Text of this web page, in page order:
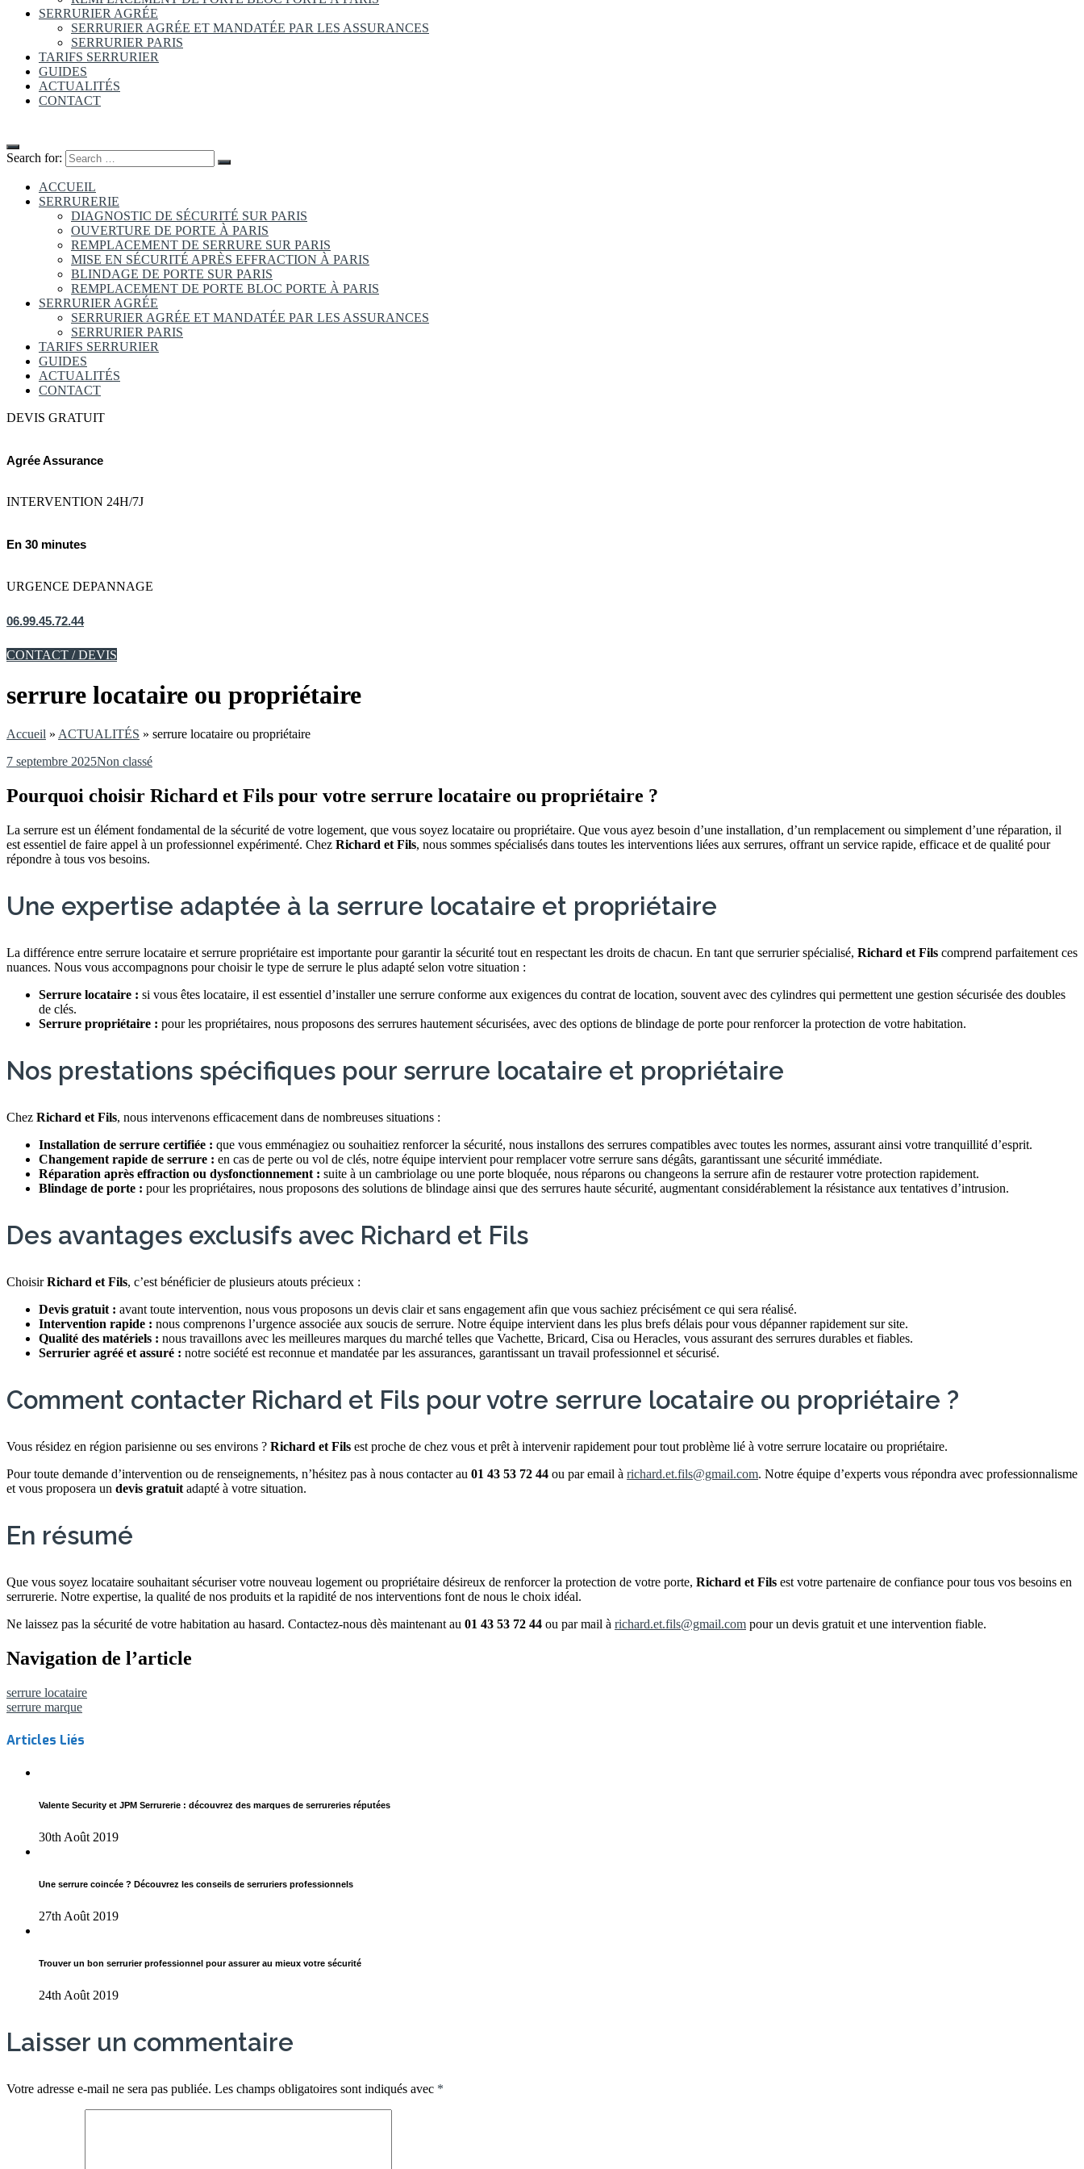
SERRURIER AGRÉE
SERRURIER AGRÉE ET MANDATÉE PAR LES ASSURANCES
SERRURIER PARIS
TARIFS SERRURIER
GUIDES
ACTUALITÉS
CONTACT
Search for:
ACCUEIL
SERRURERIE
DIAGNOSTIC DE SÉCURITÉ SUR PARIS
OUVERTURE DE PORTE À PARIS
REMPLACEMENT DE SERRURE SUR PARIS
MISE EN SÉCURITÉ APRÈS EFFRACTION À PARIS
BLINDAGE DE PORTE SUR PARIS
REMPLACEMENT DE PORTE BLOC PORTE À PARIS
SERRURIER AGRÉE
SERRURIER AGRÉE ET MANDATÉE PAR LES ASSURANCES
SERRURIER PARIS
TARIFS SERRURIER
GUIDES
ACTUALITÉS
CONTACT
DEVIS GRATUIT
Agrée Assurance
INTERVENTION 24H/7J
En 30 minutes
URGENCE DEPANNAGE
06.99.45.72.44
CONTACT / DEVIS
serrure locataire ou propriétaire
Accueil » ACTUALITÉS » serrure locataire ou propriétaire
7 septembre 2025Non classé
Pourquoi choisir Richard et Fils pour votre serrure locataire ou propriétaire ?
La serrure est un élément fondamental de la sécurité de votre logement, que vous soyez locataire ou propriétaire. Que vous ayez besoin d’une installation, d’un remplacement ou simplement d’une réparation, il
est essentiel de faire appel à un professionnel expérimenté. Chez Richard et Fils, nous sommes spécialisés dans toutes les interventions liées aux serrures, offrant un service rapide, efficace et de qualité pour
répondre à tous vos besoins.
Une expertise adaptée à la serrure locataire et propriétaire
La différence entre serrure locataire et serrure propriétaire est importante pour garantir la sécurité tout en respectant les droits de chacun. En tant que serrurier spécialisé, Richard et Fils comprend parfaitement ces
nuances. Nous vous accompagnons pour choisir le type de serrure le plus adapté selon votre situation :
Serrure locataire : si vous êtes locataire, il est essentiel d’installer une serrure conforme aux exigences du contrat de location, souvent avec des cylindres qui permettent une gestion sécurisée des doubles
de clés.
Serrure propriétaire : pour les propriétaires, nous proposons des serrures hautement sécurisées, avec des options de blindage de porte pour renforcer la protection de votre habitation.
Nos prestations spécifiques pour serrure locataire et propriétaire
Chez Richard et Fils, nous intervenons efficacement dans de nombreuses situations :
Installation de serrure certifiée : que vous emménagiez ou souhaitiez renforcer la sécurité, nous installons des serrures compatibles avec toutes les normes, assurant ainsi votre tranquillité d’esprit.
Changement rapide de serrure : en cas de perte ou vol de clés, notre équipe intervient pour remplacer votre serrure sans dégâts, garantissant une sécurité immédiate.
Réparation après effraction ou dysfonctionnement : suite à un cambriolage ou une porte bloquée, nous réparons ou changeons la serrure afin de restaurer votre protection rapidement.
Blindage de porte : pour les propriétaires, nous proposons des solutions de blindage ainsi que des serrures haute sécurité, augmentant considérablement la résistance aux tentatives d’intrusion.
Des avantages exclusifs avec Richard et Fils
ChoisirRichard et Fils, c’est bénéficier de plusieurs atouts précieux :
Devis gratuit : avant toute intervention, nous vous proposons un devis clair et sans engagement afin que vous sachiez précisément ce qui sera réalisé.
Intervention rapide : nous comprenons l’urgence associée aux soucis de serrure. Notre équipe intervient dans les plus brefs délais pour vous dépanner rapidement sur site.
Qualité des matériels : nous travaillons avec les meilleures marques du marché telles que Vachette, Bricard, Cisa ou Heracles, vous assurant des serrures durables et fiables.
Serrurier agréé et assuré : notre société est reconnue et mandatée par les assurances, garantissant un travail professionnel et sécurisé.
Comment contacter Richard et Fils pour votre serrure locataire ou propriétaire ?
Vous résidez en région parisienne ou ses environs ? Richard et Fils est proche de chez vous et prêt à intervenir rapidement pour tout problème lié à votre serrure locataire ou propriétaire.
Pour toute demande d’intervention ou de renseignements, n’hésitez pas à nous contacter au 01 43 53 72 44 ou par email à richard.et.fils@gmail.com. Notre équipe d’experts vous répondra avec professionnalisme
et vous proposera un devis gratuit adapté à votre situation.
En résumé
Que vous soyez locataire souhaitant sécuriser votre nouveau logement ou propriétaire désireux de renforcer la protection de votre porte, Richard et Fils est votre partenaire de confiance pour tous vos besoins en
serrurerie. Notre expertise, la qualité de nos produits et la rapidité de nos interventions font de nous le choix idéal.
Ne laissez pas la sécurité de votre habitation au hasard. Contactez-nous dès maintenant au 01 43 53 72 44 ou par mail à richard.et.fils@gmail.com pour un devis gratuit et une intervention fiable.
Navigation de l’article
serrure locataire
serrure marque
Articles Liés
Valente Security et JPM Serrurerie : découvrez des marques de serrureries réputées
30th Août 2019
Une serrure coincée ? Découvrez les conseils de serruriers professionnels
27th Août 2019
Trouver un bon serrurier professionnel pour assurer au mieux votre sécurité
24th Août 2019
Laisser un commentaire
Votre adresse e-mail ne sera pas publiée. Les champs obligatoires sont indiqués avec *